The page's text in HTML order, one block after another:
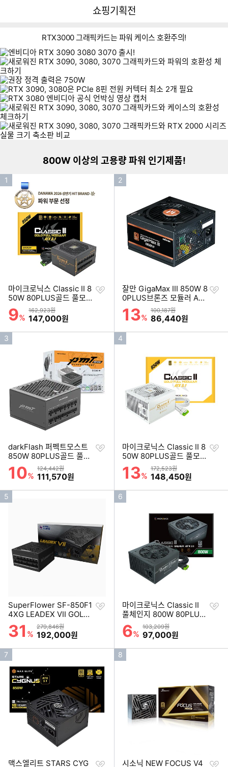
다나와
쇼핑기획전
RTX3000 그래픽카드는 파워 케이스 호환주의!
800W 이상의 고용량 파워 인기제품!
인1
마이크로닉스 Classic II 8
50W 80PLUS골드 풀모듈
러 ATX3.1
할인률
9%
상품금액
162,923원
할인금액
147,000원
찜
인
2
잘만 GigaMax III 850W 8
0PLUS브론즈 모듈러 AT
X3.1
할인률
13%
상품금액
100,187원
할인금액
86,440원
찜
인
3
darkFlash 퍼펙트모스트
850W 80PLUS골드 풀모
듈러 ATX3.1 블랙
할인률
10%
상품금액
124,442원
할인금액
111,570원
찜
인
4
마이크로닉스 Classic II 8
50W 80PLUS골드 풀모듈
러 ATX3.1 화이트
할인률
13%
상품금액
172,523원
할인금액
148,450원
찜
인
5
SuperFlower SF-850F1
4XG LEADEX VII GOLD
ATX3.1
할인률
31 %
상품금액
279,846원
할인금액
192,000원
찜
인
6
마이크로닉스 Classic II
풀체인지 800W 80PLUS
실버 ATX3.1
할인률
6%
상품금액
103,209원
할인금액
97,000원
찜
인
기
7
맥스엘리트 STARS CYG
찜
인
8
시소닉 NEW FOCUS V4
찜